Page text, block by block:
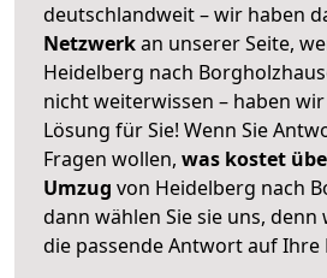
deutschlandweit – wir haben
Netzwerkan unserer Seite,
Heidelberg nach
nicht weiterwissen – haben
Lösung für Sie! Wenn Sie
Fragen wollen, was kostet
Umzug von Heidelberg nach
dann wählen Sie sie uns,
die passende Antwort auf Ihre